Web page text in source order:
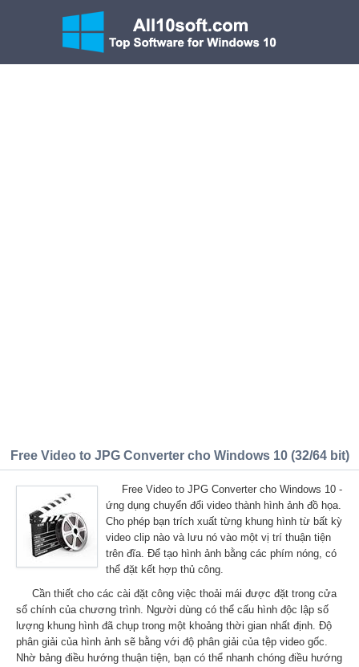
Free Video to JPG Converter cho Windows 10 (32/64 bit)
Free Video to JPG Converter cho Windows 10 -
ứng dụng chuyển đổi video thành hình ảnh đồ họa.
Cho phép bạn trích xuất từng khung hình từ bất kỳ
video clip nào và lưu nó vào một vị trí thuận tiện
trên đĩa. Để tạo hình ảnh bằng các phím nóng, có
thể đặt kết hợp thủ công.
Cần thiết cho các cài đặt công việc thoải mái được đặt trong cửa
sổ chính của chương trình. Người dùng có thể cấu hình độc lập số
lượng khung hình đã chụp trong một khoảng thời gian nhất định. Độ
phân giải của hình ảnh sẽ bằng với độ phân giải của tệp video gốc.
Nhờ bảng điều hướng thuận tiện, bạn có thể nhanh chóng điều hướng